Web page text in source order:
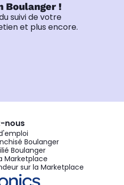
Boulanger !
suivi de votre
et plus encore.
nous
Boulanger
Boulanger
Marketplace
sur la Marketplace